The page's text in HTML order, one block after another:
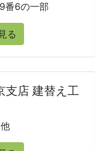
番6の一部
る
支店 建替え工